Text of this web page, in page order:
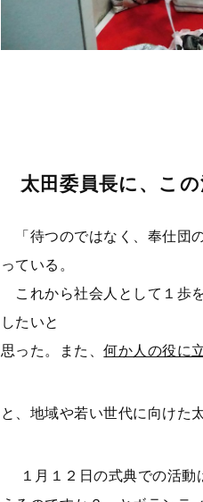
太田委員長に、この
「待つのではなく、奉仕団
っている。
これから社会人として１歩
したいと
思った。また、何か人の役に
と、地域や若い世代に向けた
１月１２日の式典での活動